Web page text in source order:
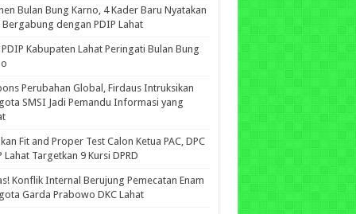
Bulan Bung Karno, 4 Kader Baru Nyatakan
Bergabung dengan PDIP Lahat
PDIP Kabupaten Lahat Peringati Bulan Bung
Perubahan Global, Firdaus Intruksikan
SMSI Jadi Pemandu Informasi yang
Fit and Proper Test Calon Ketua PAC, DPC
Lahat Targetkan 9 Kursi DPRD
Konflik Internal Berujung Pemecatan Enam
Garda Prabowo DKC Lahat